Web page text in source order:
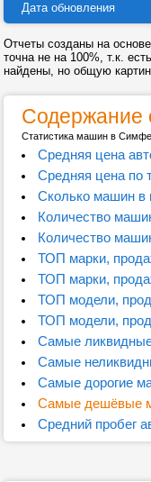
Дата обновления
Отчеты созданы на
точна не на 100%, т.к.
найдены, но общую
Содержание
Статистика машин в
Средняя цена
Средняя цена по
Сколько машин в
Количество
Количество
ТОП марки,
ТОП марки,
ТОП модели,
ТОП модели,
Самые
Самые
Самые дорогие
Самые дешёвые
Средний пробег